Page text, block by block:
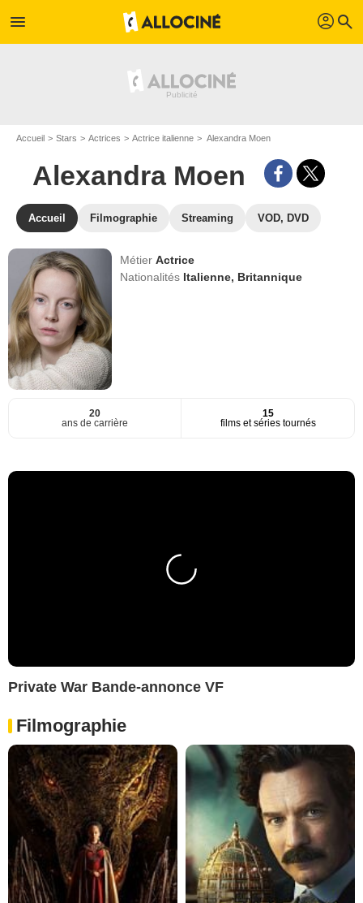
menu profil search
Accueil Stars Actrices Actrice italienne Alexandra Moen
Alexandra Moen
Accueil Filmographie Streaming VOD, DVD
MétierActrice
Nationalités Italienne, Britannique
20
ans de carrière
15
films et séries tournés
Private War Bande-annonce VF
Filmographie